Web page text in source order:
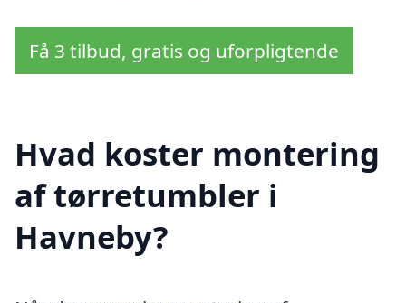
Få 3 tilbud, gratis og uforpligtende
Hvad koster montering
af tørretumbler i
Havneby?